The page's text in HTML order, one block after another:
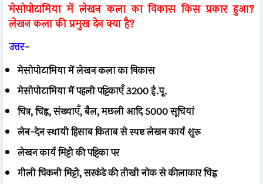
मेसोपोटामिया में लेखन कला का विकास किस प्रकार हुआ?
लेखन कला की प्रमुख देन क्या है?
उत्तर-
मेसोपोटामिया में लेखन कला का विकास
मेसोपोटामिया में पहली पट्टिकाएँ 3200 ई.पू.
चित्र, चिह्न, संख्याएँ, बैल, मछली आदि 5000 सूचियां
लेन-देन स्थायी हिसाब किताब से स्पष्ट लेखन कार्य शुरू
लेखन कार्य मिट्टी की पट्टिका पर
गीली चिकनी मिट्टी, सरकंडे की तीखी नोक से कीलाकार चिह्न